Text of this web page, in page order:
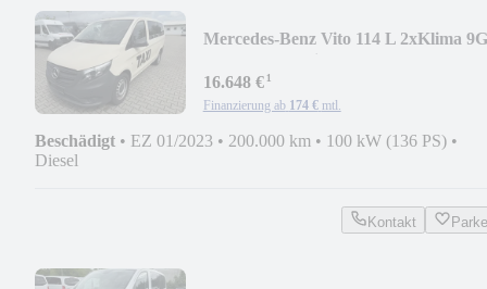
Mercedes-Benz Vito 114 L 2xKlima
16.648 €¹
Finanzierung ab 174 € mtl.
Beschädigt • EZ 01/2023 • 200.000 km • 100 kW (136 PS) •
Diesel
Kontakt